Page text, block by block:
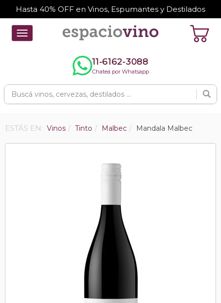
Hasta 40% OFF en Vinos, Espumantes y Destilados
Toggle
navigation
11-6162-3088
Chateá por Whatsapp
ESTÁS EN: Vinos Tinto Malbec Mandala Malbec